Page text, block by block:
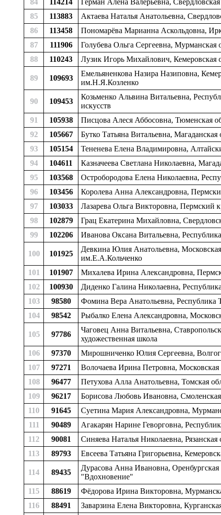
84 114214
Герман Алёна Валерьевна,
85
113883
Актаева Наталья Анатольевна,
86
113458
Пономарёва Марианна Аскольдовна,
87
111906
Голубева Ольга Сергеевна,
88
110243 Лузик Игорь Михайлович,
89 109693
Емельяненкова Назира Назиповна,
им.Н.Я.Козленко
90 109453
Козьменко Альвина Витальевна,
искусств
91
105938
Писцова Алеся Аббосовна, Тюменская
92
105667
Бутко Татьяна Витальевна,
93
105154
Тененева Елена Владимировна,
94
104611
Казначеева Светлана Николаевна,
95
103568
Остробородова Елена Николаевна,
96
103456
Королева Анна Александровна,
97
103033
Лазарева Ольга Викторовна, Пермский
98
102879
Грац Екатерина Михайловна,
99
102206 Иванова Оксана Витальевна,
100 101925
Девкина Юлия Анатольевна,
им.Е.А.Кольченко
101
101907
Михалева Ирина Александровна,
102
100930
Диденко Галина Николаевна,
103
98580
Фомина Вера Анатольевна, Республика
104
98542 Рыбалко Елена Александровна,
105 97786
Чаговец Анна Витальевна,
художественная школа
106
97370
Мирошниченко Юлия Сергеевна,
107
97271
Волочаева Ирина Петровна,
108
96477
Петухова Алла Анатольевна, Томская
109
96217
Борисова Любовь Ивановна,
110
91645
Суетина Мария Александровна,
111
90489
Агакарян Нарине Геворговна,
112
90081
Синяева Наталья Николаевна,
113
89793 Евсеева Татьяна Григорьевна,
114 89435
Дурасова Анна Ивановна,
"Вдохновение"
115
88619
Фёдорова Ирина Викторовна,
116
88491
Заварзина Елена Викторовна,